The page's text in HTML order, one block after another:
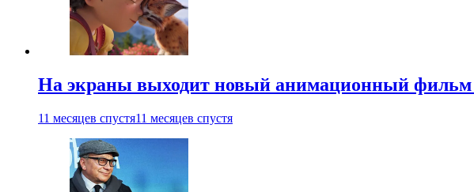
На экраны выходит новый анимационный
11 месяцев спустя11 месяцев спустя